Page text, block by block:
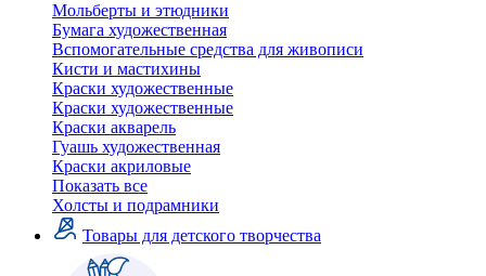
Мольберты и этюдники
Бумага художественная
Вспомогательные средства для живописи
Кисти и мастихины
Краски художественные
Краски художественные
Краски акварель
Гуашь художественная
Краски акриловые
Показать все
Холсты и подрамники
Товары для детского творчества